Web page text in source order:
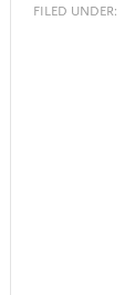
FILED UNDER: